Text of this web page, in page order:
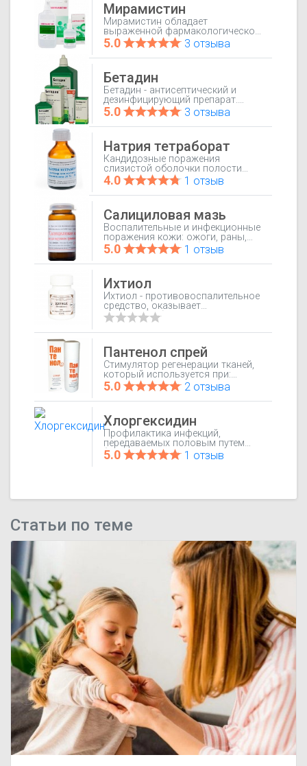
Мирамистин
Мирамистин обладает
выраженной фармакологической
активностью против
большинства возбудителей
заболеваний передающихся
половым путем, таких как
сифилис, гонорея, трихомониаз,
хламидиоз, генитальный герпес,
ВИЧ, вирусные гепатиты,
генитальный кандидоз и др.
Мирамистин является лидером
среди препаратов, применяемых
передающихся половым путем.
5.0 3 отзыва
Бетадин
Бетадин - антисептический и
дезинфицирующий препарат.
Оказывает бактерицидное
действие на грамположительные
и грамотрицательные бактерии
(за исключением Mycobacterium
tuberculosis). Активен в
отношении бактерий, грибов,
вирусов, простейших.
Суппозитории изготовлены на
водорастворимой основе и не
оказывают раздражающего
5.0 3 отзыва
Натрия тетраборат
Кандидозные поражения
слизистой оболочки полости
рта, глотки, половых органов.
4.0 1 отзыв
Салициловая мазь
Воспалительные и инфекционные
поражения кожи: ожоги, раны,
псориаз, жирная себорея, экзема,
отрубевидный лишай,
дискератоз, ихтиоз.
5.0 1 отзыв
Ихтиол
Ихтиол - противовоспалительное
средство, оказывает
местнообезболивающее,
антисептическое,
кератопластическое действие.
Пантенол спрей
Стимулятор регенерации тканей,
который используется при:
Различные повреждения кожи и
слизистых оболочек, в том числе
ссадины, ожоги, асептические
послеоперационные раны,
трансплантаты кожи, буллезный
и пузырчатый дерматит.
5.0 2 отзыва
Хлоргексидин
Профилактика инфекций,
передаваемых половым путем
(хламидиоз, уреаплазмоз,
трихомониаз, гонорея, сифилис,
поверхностей; лечение инфекций
хирургии, в акушерстве и
гинекологии, урологии (уретриты,
уретропростатиты),
стоматологии (гингивит,
стоматит, афты, пародонтит,
5.0 1 отзыв
Статьи по теме